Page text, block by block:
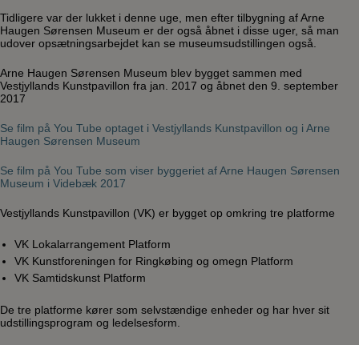
Tidligere var der lukket i denne uge, men efter tilbygning af Arne
Haugen Sørensen Museum er der også åbnet i disse uger, så man
udover opsætningsarbejdet kan se museumsudstillingen også.
Arne Haugen Sørensen Museum blev bygget sammen med
Vestjyllands Kunstpavillon fra jan. 2017 og åbnet den 9. september
2017
Se film på You Tube optaget i Vestjyllands Kunstpavillon og i Arne
Haugen Sørensen Museum
Se film på You Tube som viser byggeriet af Arne Haugen Sørensen
Museum i Videbæk 2017
Vestjyllands Kunstpavillon (VK) er bygget op omkring tre platforme
VK Lokalarrangement Platform
VK Kunstforeningen for Ringkøbing og omegn Platform
VK Samtidskunst Platform
De tre platforme kører som selvstændige enheder og har hver sit
udstillingsprogram og ledelsesform.